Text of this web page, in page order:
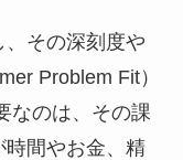
その深刻度や
Problem Fit）
なのは、その課
時間やお金、精